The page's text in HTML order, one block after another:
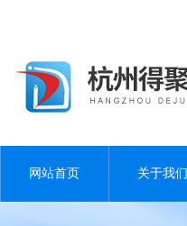
网站首页 关于我们